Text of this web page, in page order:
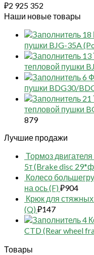
₽2 925 352
Наши новые товары
18
пушки BJG-35A
13
тепловой пушки
6
пушки BDG30/
21
тепловой пушки
879
Лучшие продажи
Тормоз
5т (Brake disc
Колесо
на ось (F) ₽904
Крюк для
(Q) ₽147
4
CTD (Rear wheel
Товары